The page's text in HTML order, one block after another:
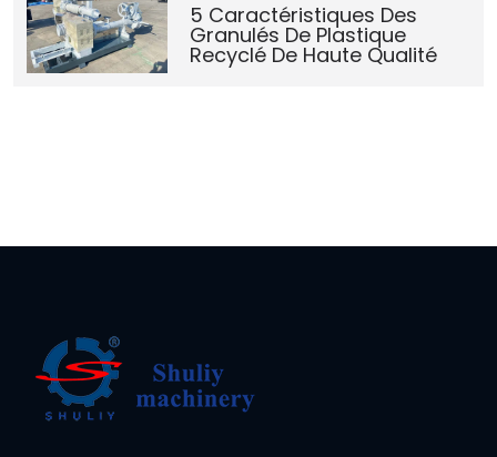
5 Caractéristiques Des
Granulés De Plastique
Recyclé De Haute Qualité